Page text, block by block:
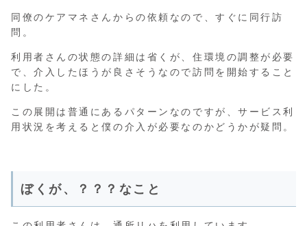
同僚のケアマネさんからの依頼なので、すぐに同行訪
問。
利用者さんの状態の詳細は省くが、住環境の調整が必要
で、介入したほうが良さそうなので訪問を開始すること
にした。
この展開は普通にあるパターンなのですが、サービス利
用状況を考えると僕の介入が必要なのかどうかが疑問。
ぼくが、？？？なこと